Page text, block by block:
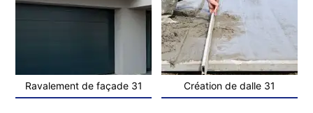
Ravalement de façade 31 Création de dalle 31